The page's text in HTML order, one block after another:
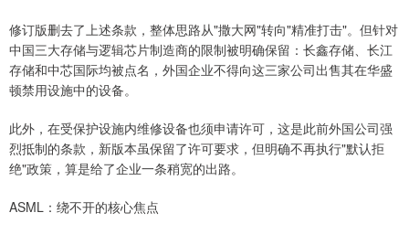
修订版删去了上述条款，整体思路从"撒大网"转向"精准打击"。但针对
中国三大存储与逻辑芯片制造商的限制被明确保留：长鑫存储、长江
存储和中芯国际均被点名，外国企业不得向这三家公司出售其在华盛
顿禁用设施中的设备。
此外，在受保护设施内维修设备也须申请许可，这是此前外国公司强
烈抵制的条款，新版本虽保留了许可要求，但明确不再执行"默认拒
绝"政策，算是给了企业一条稍宽的出路。
ASML：绕不开的核心焦点